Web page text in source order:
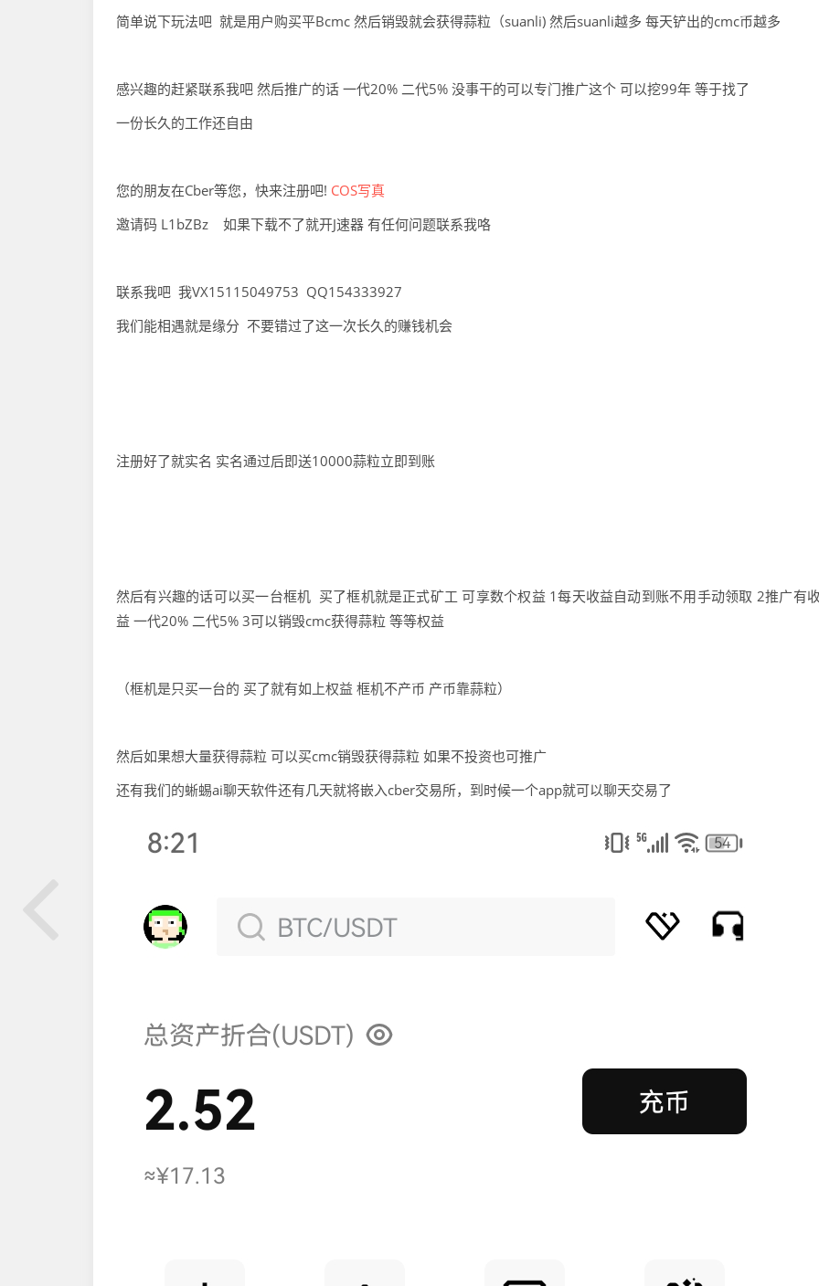
简单说下玩法吧 就是用户购买平Bcmc 然后销毁就会获得蒜粒（suanli) 然后suanli越多 每天铲出的cmc币越多
感兴趣的赶紧联系我吧 然后推广的话 一代20% 二代5% 没事干的可以专门推广这个 可以挖99年 等于找了
一份长久的工作还自由
您的朋友在Cber等您，快来注册吧! COS写真
邀请码 L1bZBz 如果下载不了就开J速器 有任何问题联系我咯
联系我吧 我VX15115049753 QQ154333927
我们能相遇就是缘分 不要错过了这一次长久的赚钱机会
注册好了就实名 实名通过后即送10000蒜粒立即到账
然后有兴趣的话可以买一台框机 买了框机就是正式矿工 可享数个权益 1每天收益自动到账不用手动领取 2推广有
益 一代20% 二代5% 3可以销毁cmc获得蒜粒 等等权益
（框机是只买一台的 买了就有如上权益 框机不产币 产币靠蒜粒）
然后如果想大量获得蒜粒 可以买cmc销毁获得蒜粒 如果不投资也可推广
还有我们的蜥蜴ai聊天软件还有几天就将嵌入cber交易所，到时候一个app就可以聊天交易了